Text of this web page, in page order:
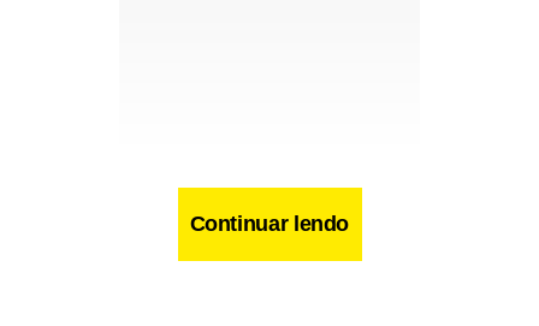
Facebook
WhatsApp
LinkedIn
Twitter
X Telegram
Continuar lendo